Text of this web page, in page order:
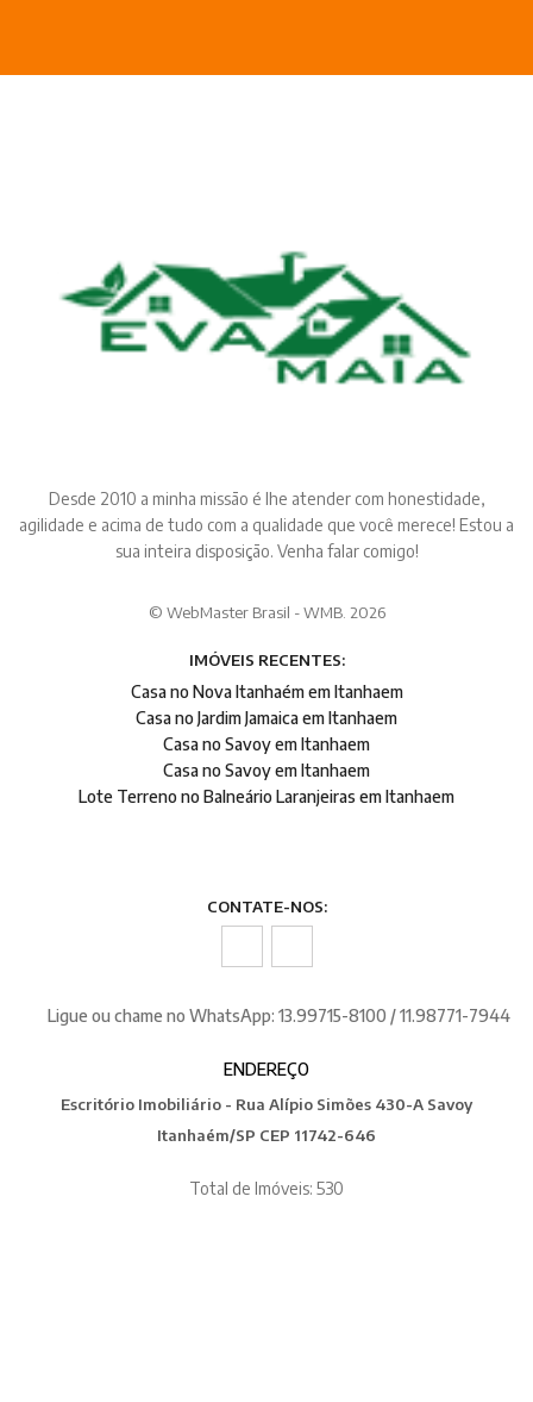
Desde 2010 a minha missão é lhe atender com honestidade,
agilidade e acima de tudo com a qualidade que você merece! Estou a
sua inteira disposição. Venha falar comigo!
© WebMaster Brasil - WMB. 2026
IMÓVEIS RECENTES:
Casa no Nova Itanhaém em Itanhaem
Casa no Jardim Jamaica em Itanhaem
Casa no Savoy em Itanhaem
Casa no Savoy em Itanhaem
Lote Terreno no Balneário Laranjeiras em Itanhaem
CONTATE-NOS:
Ligue ou chame no WhatsApp: 13.99715-8100 / 11.98771-7944
ENDEREÇO
Escritório Imobiliário - Rua Alípio Simões 430-A Savoy
Itanhaém/SP CEP 11742-646
Total de Imóveis: 530